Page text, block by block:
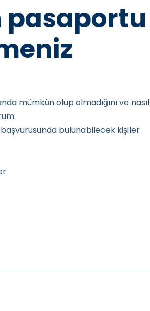
mümkün olup olmadığını ve nasıl
bulunabilecek kişiler